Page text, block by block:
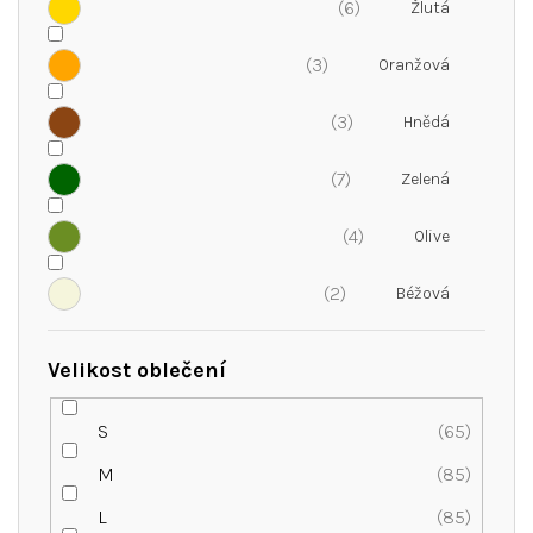
6
3
3
7
4
2
Velikost oblečení
S
65
M
85
L
85